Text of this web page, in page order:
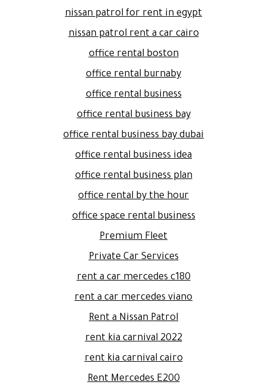
nissan patrol for rent in egypt
nissan patrol rent a car cairo
office rental boston
office rental burnaby
office rental business
office rental business bay
office rental business bay dubai
office rental business idea
office rental business plan
office rental by the hour
office space rental business
Premium Fleet
Private Car Services
rent a car mercedes c180
rent a car mercedes viano
Rent a Nissan Patrol
rent kia carnival 2022
rent kia carnival cairo
Rent Mercedes E200